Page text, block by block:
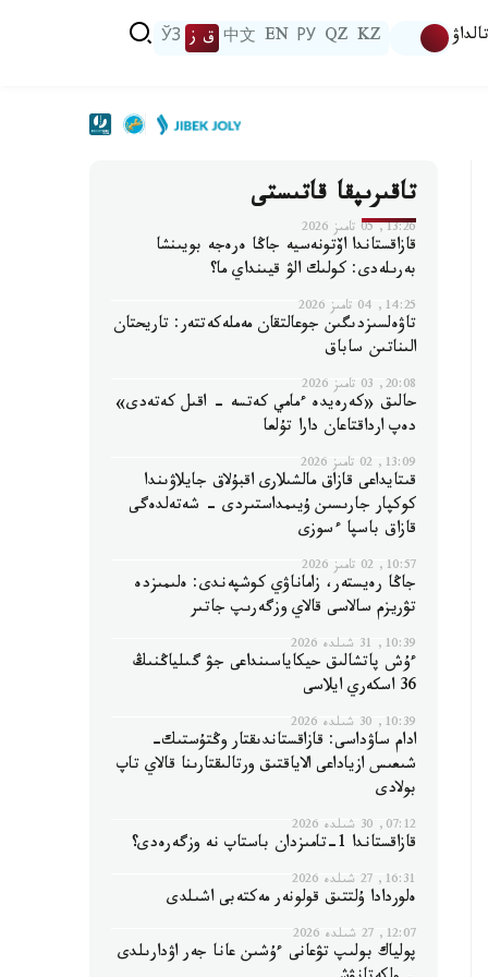
تالداۋ KZ
QZ
РУ
EN
中文 ق ز ЎЗ
تاقىرىپقا قاتىستى
13:26, 05 تامىز 2026
قازاقستاندا اۆتونەسيە جاڭا ەرەجە بويىنشا
بەرىلەدى: كولىك الۋ قيىنداي ما؟
14:25, 04 تامىز 2026
تاۋەلسىزدىگىن جوعالتقان مەملەكەتتەر: تاريحتان
الىناتىن ساباق
20:08, 03 تامىز 2026
حالىق «كەرەيدە ءمامي كەتسە - اقىل كەتەدى»
دەپ ارداقتاعان دارا تۇلعا
13:09, 02 تامىز 2026
قىتايداعى قازاق مالشىلارى اقبۇلاق جايلاۋىندا
كوكپار جارىسىن ۇيىمداستىردى - شەتەلدەگى
قازاق باسپا ءسوزى
10:57, 02 تامىز 2026
جاڭا رەيستەر، زاماناۋي كوشپەندى: ەلىمىزدە
تۋريزم سالاسى قالاي وزگەرىپ جاتىر
10:39, 31 شىلدە 2026
ءۇش پاتشالىق حيكاياسىنداعى جۋ گىلياڭنىڭ
36 اسكەري ايلاسى
10:39, 30 شىلدە 2026
ادام ساۋداسى: قازاقستاندىقتار وڭتۇستىك-
شىعىس ازياداعى الاياقتىق ورتالىقتارىنا قالاي تاپ
بولادى
07:12, 30 شىلدە 2026
قازاقستاندا 1-تامىزدان باستاپ نە وزگەرەدى؟
16:31, 27 شىلدە 2026
ەلوردادا ۇلتتىق قولونەر مەكتەبى اشىلدى
12:07, 27 شىلدە 2026
پولياك بولىپ تۋعانى ءۇشىن عانا جەر اۋدارىلدى